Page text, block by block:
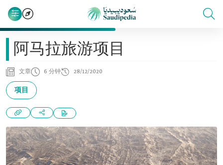
阿马拉旅游项目
文章 6 分钟 28/12/2020
项目